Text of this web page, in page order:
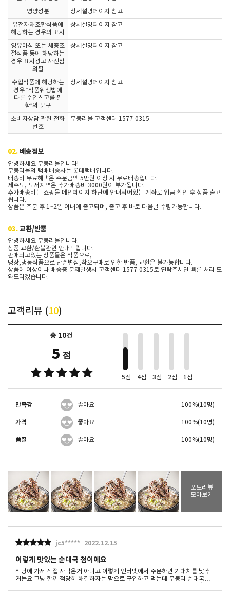
영양성분
상세설명페이지 참고
유전자재조합식품에
해당하는 경우의 표시
상세설명페이지 참고
영유아식 또는 체중조
절식품 등에 해당하는
경우 표시광고 사전심
의필
상세설명페이지 참고
수입식품에 해당하는
경우 “식품위생법에
따른 수입신고를 필
함”의 문구
상세설명페이지 참고
소비자상담 관련 전화
번호
무봉리몰 고객센터 1577-0315
02. 배송정보
안녕하세요 무봉리몰입니다!
무봉리몰의 택배배송사는 롯데택배입니다.
배송비 무료혜택은 주문금액 5만원 이상 시 무료배송입니다.
제주도, 도서지역은 추가배송비 3000원이 부가됩니다.
추가배송비는 쇼핑몰 메인페이지 하단에 안내되어있는 계좌로 입금 확인 후 상품 출고
됩니다.
상품은 주문 후 1~2일 이내에 출고되며, 출고 후 바로 다음날 수령가능합니다.
03.교환/반품
안녕하세요 무봉리몰입니다.
상품 교환/환불관련 안내드립니다.
판매되고있는 상품들은 식품으로,
냉장,냉동식품으로 단순변심,착오구매로 인한 반품, 교환은 불가능합니다.
상품에 이상이나 배송중 문제발생시 고객센터 1577-0315로 연락주시면 빠른 처리 도
와드리겠습니다.
고객리뷰 (10)
총 10건
5 점
10
5점 4점 3점 2점 1점
만족감 좋아요 100%(10명)
가격 좋아요 100%(10명)
품질 좋아요 100%(10명)
포토리뷰
모아보기
jc5***** 2022.12.15
이렇게 맛있는 순대국 첨이에요
식당에 가서 직접 사먹은거 아니고 이렇게 인터넷에서 주문하면 기대치를 낮추
거든요 그냥 한끼 적당히 해결하자는 맘으로 구입하고 먹는데 무봉리 순대국은